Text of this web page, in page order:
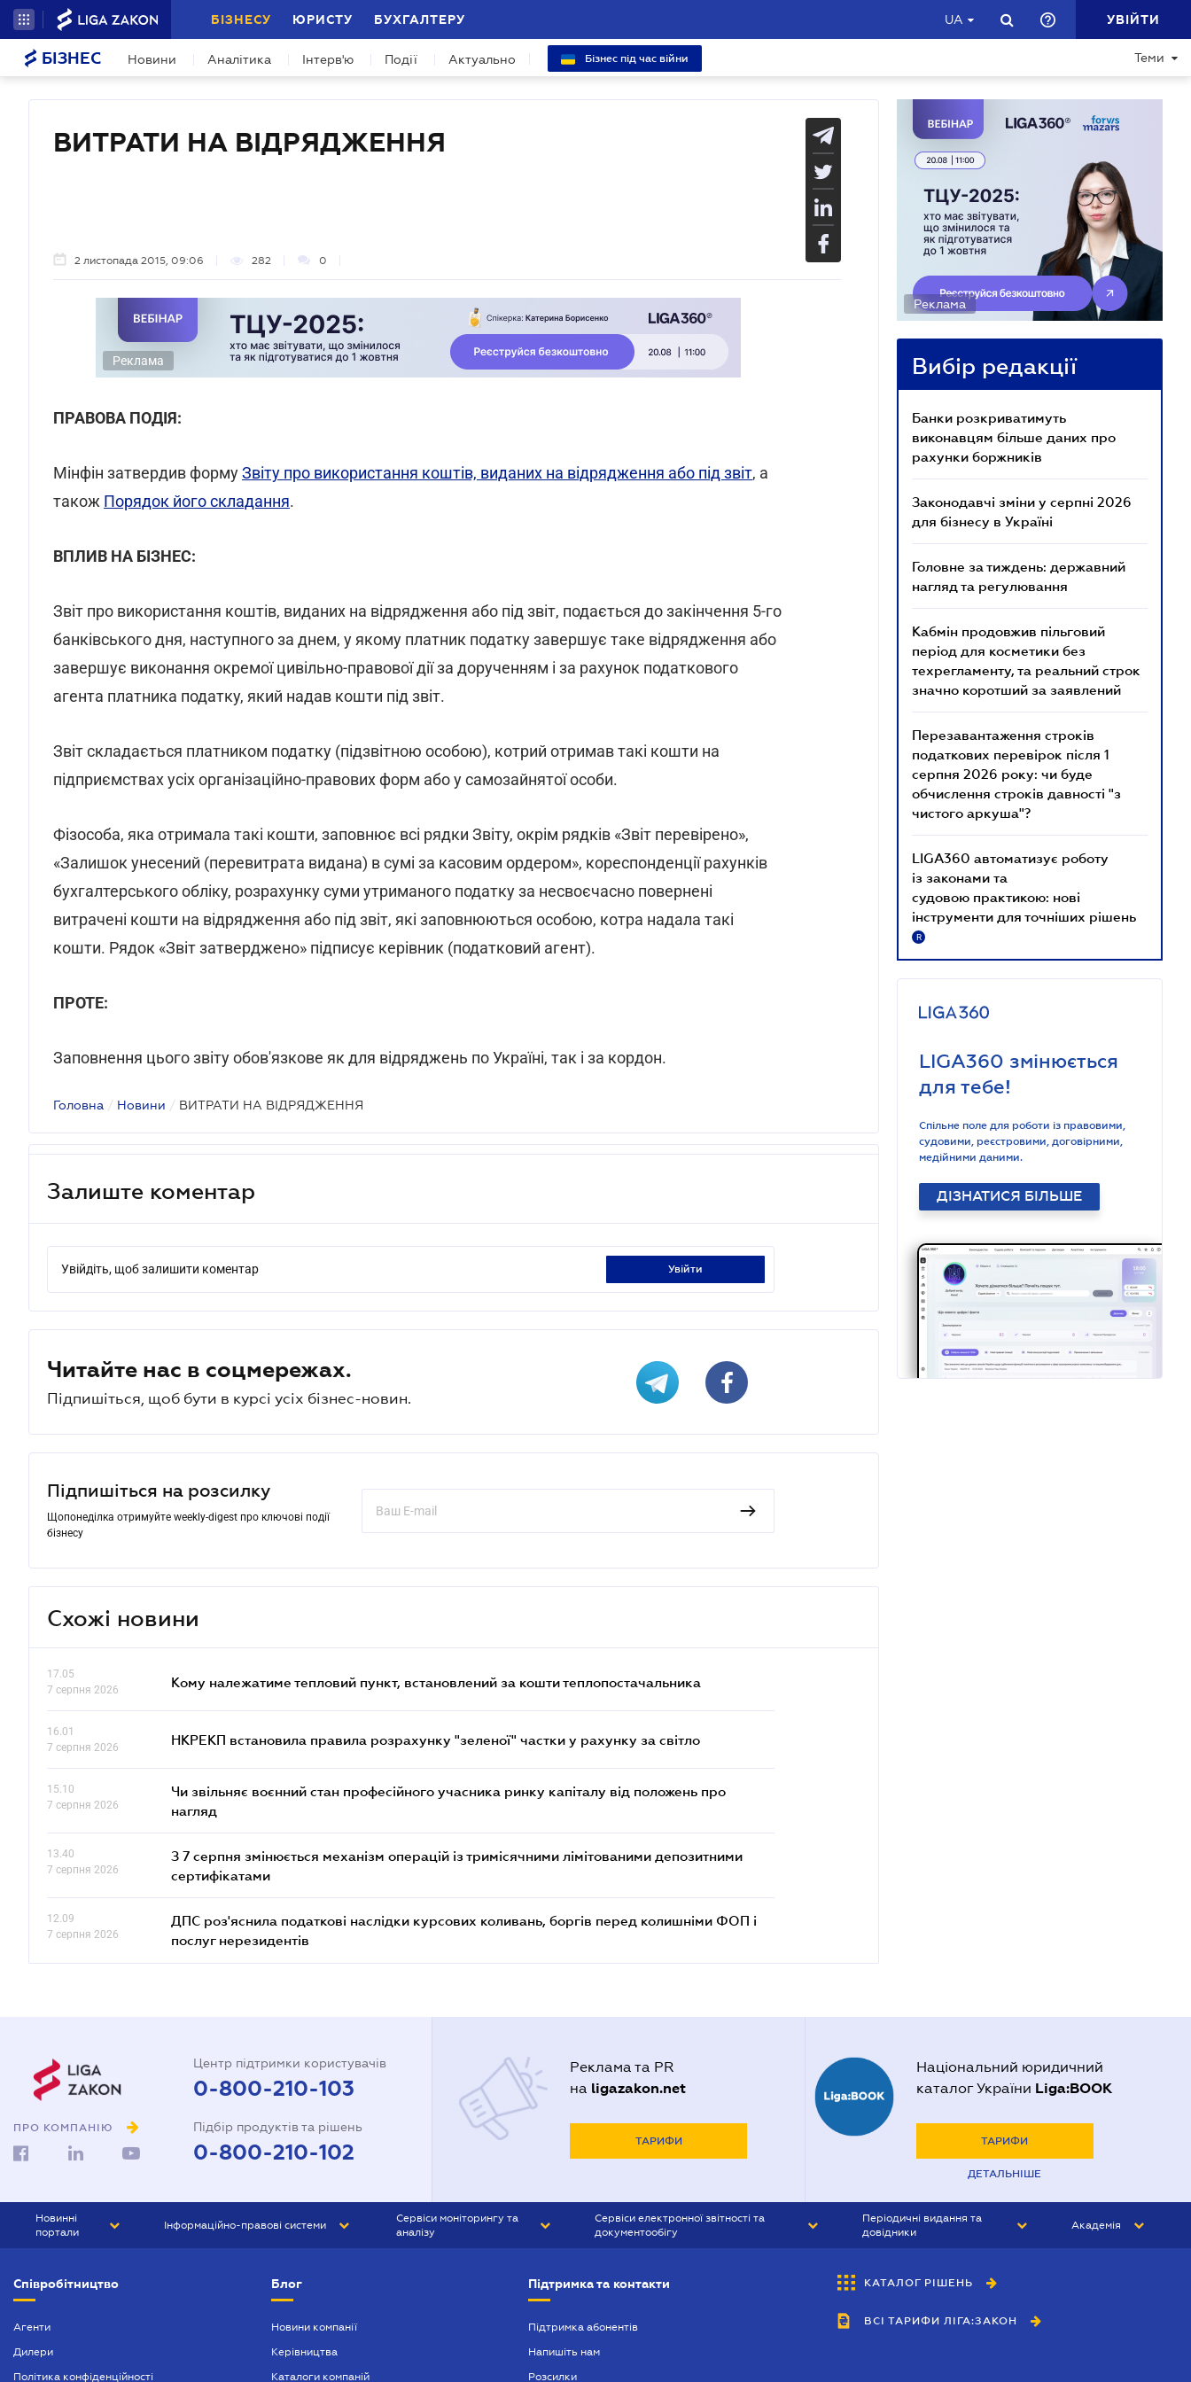
БІЗНЕСУ ЮРИСТУ БУХГАЛТЕРУ UA УВІЙТИ
БІЗНЕС Новини Аналітика Інтерв'ю Події Актуально Бізнес під час війни Теми
ВИТРАТИ НА ВІДРЯДЖЕННЯ
2 листопада 2015, 09:06 282 0
Реклама
ПРАВОВА ПОДІЯ:
Мінфін затвердив формуЗвіту про використання коштів, виданих на відрядження або під звіт, а
також Порядок його складання.
ВПЛИВ НА БІЗНЕС:
Звіт про використання коштів, виданих на відрядження або під звіт, подається до закінчення 5-го
банківського дня, наступного за днем, у якому платник податку завершує таке відрядження або
завершує виконання окремої цивільно-правової дії за дорученням і за рахунок податкового
агента платника податку, який надав кошти під звіт.
Звіт складається платником податку (підзвітною особою), котрий отримав такі кошти на
підприємствах усіх організаційно-правових форм або у самозайнятої особи.
Фізособа, яка отримала такі кошти, заповнює всі рядки Звіту, окрім рядків «Звіт перевірено»,
«Залишок унесений (перевитрата видана) в сумі за касовим ордером», кореспонденції рахунків
бухгалтерського обліку, розрахунку суми утриманого податку за несвоєчасно повернені
витрачені кошти на відрядження або під звіт, які заповнюються особою, котра надала такі
кошти. Рядок «Звіт затверджено» підписує керівник (податковий агент).
ПРОТЕ:
Заповнення цього звіту обов'язкове як для відряджень по Україні, так і за кордон.
Головна / Новини / ВИТРАТИ НА ВІДРЯДЖЕННЯ
Залиште коментар
Увійдіть, щоб залишити коментар увійти
Читайте нас в соцмережах.
Підпишіться, щоб бути в курсі усіх бізнес-новин.
Підпишіться на розсилку
Щопонеділка отримуйте weekly-digest про ключові події
бізнесу
Схожі новини
17.05
7 серпня 2026
Кому належатиме тепловий пункт, встановлений за кошти теплопостачальника
16.01
7 серпня 2026
НКРЕКП встановила правила розрахунку "зеленої" частки у рахунку за світло
15.10
7 серпня 2026
Чи звільняє воєнний стан професійного учасника ринку капіталу від положень про
нагляд
13.40
7 серпня 2026
З 7 серпня змінюється механізм операцій із тримісячними лімітованими депозитними
сертифікатами
12.09
7 серпня 2026
ДПС роз'яснила податкові наслідки курсових коливань, боргів перед колишніми ФОП і
послуг нерезидентів
Реклама
Вибір редакції
Банки розкриватимуть
виконавцям більше даних про
рахунки боржників
Законодавчі зміни у серпні 2026
для бізнесу в Україні
Головне за тиждень: державний
нагляд та регулювання
Кабмін продовжив пільговий
період для косметики без
техрегламенту, та реальний строк
значно коротший за заявлений
Перезавантаження строків
податкових перевірок після 1
серпня 2026 року: чи буде
обчислення строків давності "з
чистого аркуша"?
LIGA360 автоматизує роботу
із законами та
судовою практикою: нові
інструменти для точніших рішень
R
LIGA360 змінюється
для тебе!
Спільне поле для роботи із правовими,
судовими, реєстровими, договірними,
медійними даними.
ДІЗНАТИСЯ БІЛЬШЕ
ПРО КОМПАНІЮ
Центр підтримки користувачів
0-800-210-103
Підбір продуктів та рішень
0-800-210-102
Реклама та PR
на ligazakon.net
ТАРИФИ
Національний юридичний
каталог України Liga:BOOK
ТАРИФИ
ДЕТАЛЬНІШЕ
Новинні
портали
БІЗНЕС
Інформаційно-правові системи
БУХГАЛТЕР ПРОФ
Сервіси моніторингу та
аналізу
Сервіси електронної звітності та
документообігу
Періодичні видання та
довідники
БУХГАЛТЕР&ЗАКОН
ВІСНИК МСФЗ
Академія
Співробітництво
Агенти
Дилери
Політика конфіденційності
Блог
Новини компанії
Керівництва
Каталоги компаній
Підтримка та контакти
Підтримка абонентів
Напишіть нам
Розсилки
КАТАЛОГ РІШЕНЬ
ВСІ ТАРИФИ ЛІГА:ЗАКОН